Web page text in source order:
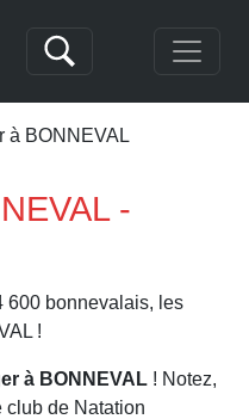
à BONNEVAL
-
600 bonnevalais, les
!
à BONNEVAL ! Notez,
club de Natation